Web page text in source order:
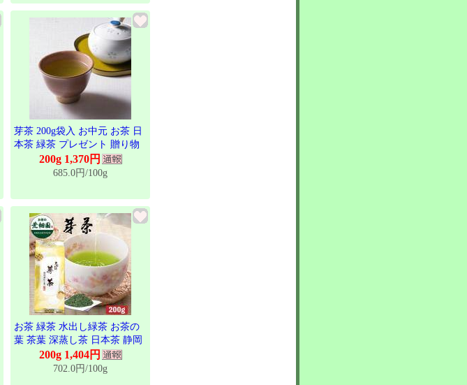
芽茶 200g袋入 お中元 お茶 日
本茶 緑茶 プレゼント 贈り物
ギフト 茶葉 芽茶 お取り寄せ
お土産 帰省土産 クリスマス
200g 1,370円
685.0円/100g
お茶 緑茶 水出し緑茶 お茶の
葉 茶葉 深蒸し茶 日本茶 静岡
茶 芽茶 芽茶200g ポイント利
用 ポイント消化 爆買
200g 1,404円
702.0円/100g